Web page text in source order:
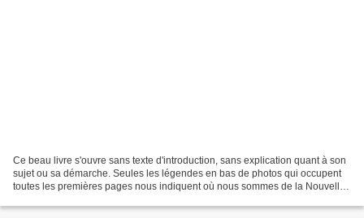
Ce beau livre s'ouvre sans texte d'introduction, sans explication quant à son
sujet ou sa démarche. Seules les légendes en bas de photos qui occupent
toutes les premières pages nous indiquent où nous sommes de la Nouvelle